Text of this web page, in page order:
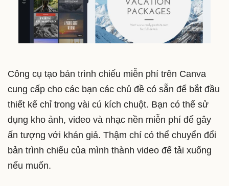
Công cụ tạo bản trình chiếu miễn phí trên Canva
cung cấp cho các bạn các chủ đề có sẵn để bắt đầu
thiết kế chỉ trong vài cú kích chuột. Bạn có thể sử
dụng kho ảnh, video và nhạc nền miễn phí để gây
ấn tượng với khán giả. Thậm chí có thể chuyển đổi
bản trình chiếu của mình thành video để tải xuống
nếu muốn.